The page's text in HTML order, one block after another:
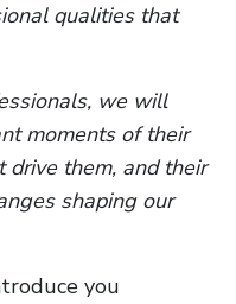
qualities that
we will
moments of their
drive them, and their
shaping our
you